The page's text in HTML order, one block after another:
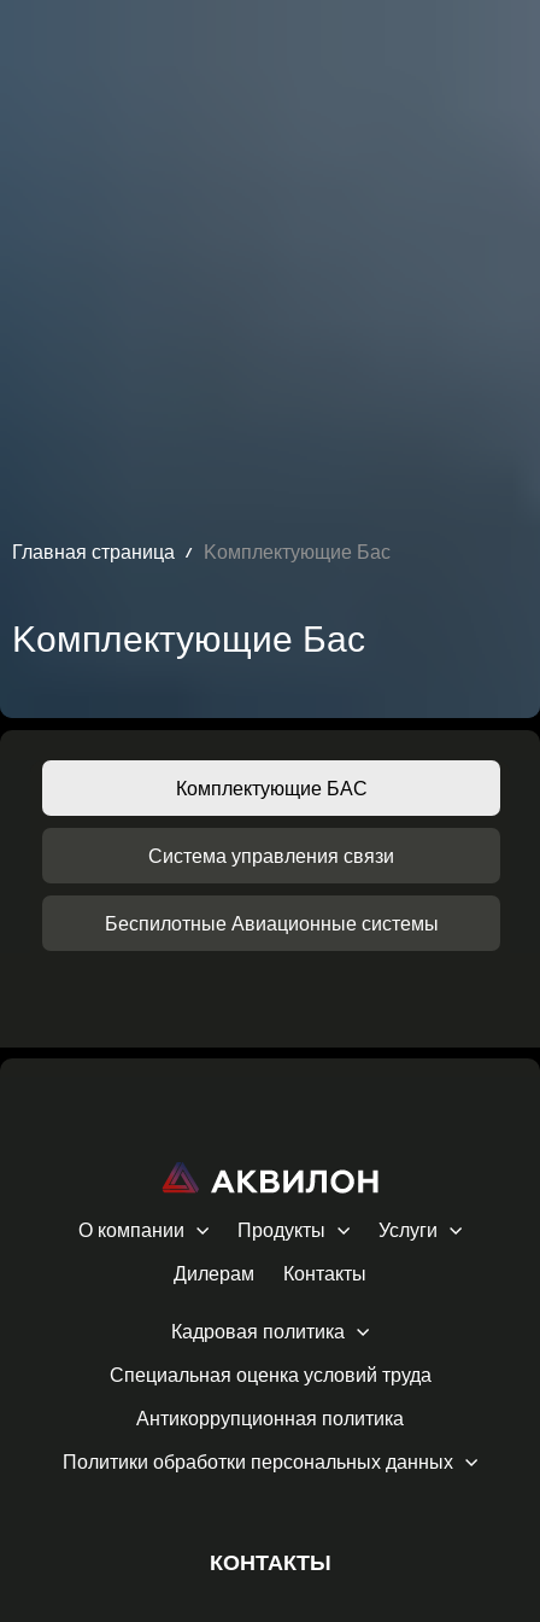
Главная страница Kомплектующие Бас
Kомплектующие Бас
Беспилотные Авиационные системы
Комплектующие БАС
Система управления связи
О компании Продукты Услуги
Дилерам Контакты
Кадровая политика
Специальная оценка условий труда
Антикоррупционная политика
Политики обработки персональных данных
КОНТАКТЫ